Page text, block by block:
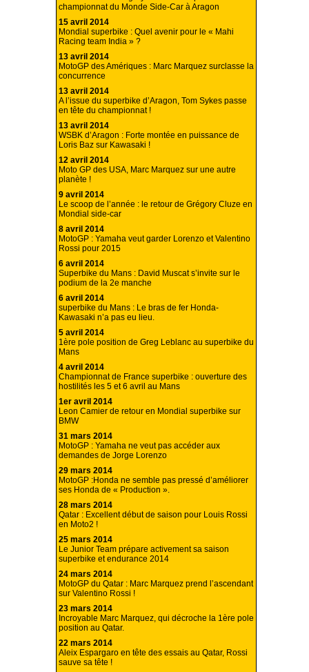
championnat du Monde Side-Car à Aragon
15 avril 2014
Mondial superbike : Quel avenir pour le « Mahi
Racing team India » ?
13 avril 2014
MotoGP des Amériques : Marc Marquez surclasse la
concurrence
13 avril 2014
A l’issue du superbike d’Aragon, Tom Sykes passe
en tête du championnat !
13 avril 2014
WSBK d’Aragon : Forte montée en puissance de
Loris Baz sur Kawasaki !
12 avril 2014
Moto GP des USA, Marc Marquez sur une autre
planète !
9 avril 2014
Le scoop de l’année : le retour de Grégory Cluze en
Mondial side-car
8 avril 2014
MotoGP : Yamaha veut garder Lorenzo et Valentino
Rossi pour 2015
6 avril 2014
Superbike du Mans : David Muscat s’invite sur le
podium de la 2e manche
6 avril 2014
superbike du Mans : Le bras de fer Honda-
Kawasaki n’a pas eu lieu.
5 avril 2014
1ère pole position de Greg Leblanc au superbike du
Mans
4 avril 2014
Championnat de France superbike : ouverture des
hostilités les 5 et 6 avril au Mans
1er avril 2014
Leon Camier de retour en Mondial superbike sur
BMW
31 mars 2014
MotoGP : Yamaha ne veut pas accéder aux
demandes de Jorge Lorenzo
29 mars 2014
MotoGP :Honda ne semble pas pressé d’améliorer
ses Honda de « Production ».
28 mars 2014
Qatar : Excellent début de saison pour Louis Rossi
en Moto2 !
25 mars 2014
Le Junior Team prépare activement sa saison
superbike et endurance 2014
24 mars 2014
MotoGP du Qatar : Marc Marquez prend l’ascendant
sur Valentino Rossi !
23 mars 2014
Incroyable Marc Marquez, qui décroche la 1ère pole
position au Qatar.
22 mars 2014
Aleix Espargaro en tête des essais au Qatar, Rossi
sauve sa tête !